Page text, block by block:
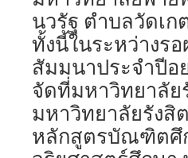
นวรัฐ ตำบลวัดเก
ทั้งนี้ในระหว่างร
สัมมนาประจำปีอ
จัดที่มหาวิทยาลั
มหาวิทยาลัยรังสิ
หลักสูตรบัณฑิตศึ